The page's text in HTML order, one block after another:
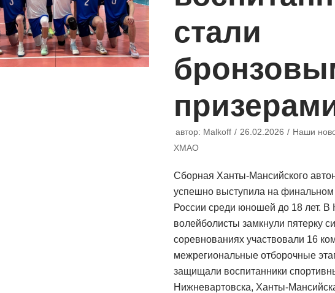
стали
автор: Malkoff 26.02.2026
Наши
ХМАО
Сборная Ханты-Мансийского
успешно выступила на финальном
России среди юношей до 18 лет. В
волейболисты замкнули пятерку
соревнованиях участвовали 16
межрегиональные отборочные
защищали воспитанники
Нижневартовска, Ханты-